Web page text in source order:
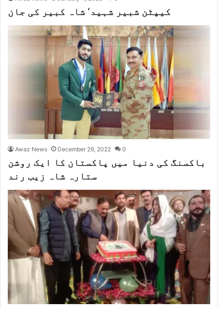
کیپٹن شبیر شہید‘ شاہ کبیر کی جان
Awaz News December 29, 2022 0
باکسنگ کی دنیا میں پاکستان کا ایک روشن
ستارہ شاہ زیب رند